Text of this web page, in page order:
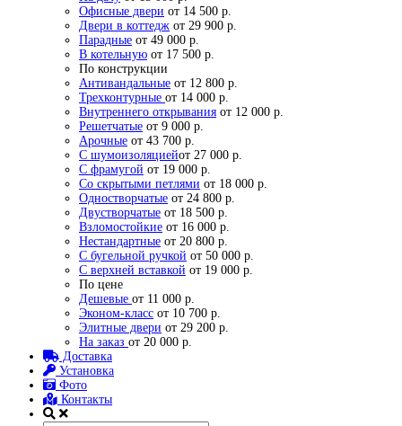
Офисные двери от 14 500 р.
Двери в коттедж от 29 900 р.
Парадные от 49 000 р.
В котельную от 17 500 р.
По конструкции
Антивандальные от 12 800 р.
Трехконтурные от 14 000 р.
Внутреннего открывания от 12 000 р.
Решетчатые от 9 000 р.
Арочные от 43 700 р.
С шумоизоляциейот 27 000 р.
С фрамугой от 19 000 р.
Со скрытыми петлями от 18 000 р.
Одностворчатые от 24 800 р.
Двустворчатые от 18 500 р.
Взломостойкие от 16 000 р.
Нестандартные от 20 800 р.
С бугельной ручкой от 50 000 р.
С верхней вставкой от 19 000 р.
По цене
Дешевые от 11 000 р.
Эконом-класс от 10 700 р.
Элитные двери от 29 200 р.
На заказ от 20 000 р.
Доставка
Установка
Фото
Контакты